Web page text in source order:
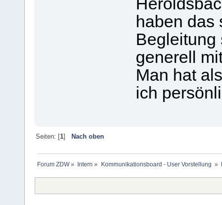
haben das
Begleitung
generell
Man hat
ich
Seiten: [1] Nach oben
Forum ZDW» Intern » Kommunikationsboard - User Vorstellung »